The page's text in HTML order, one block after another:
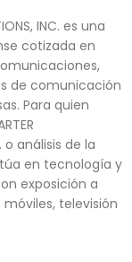
INC. es una
cotizada en
de comunicación
Para quien
o análisis de la
en tecnología y
exposición a
televisión